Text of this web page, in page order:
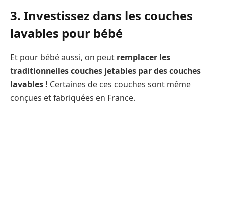
3. Investissez dans les couches
lavables pour bébé
Et pour bébé aussi, on peut remplacer les
traditionnelles couches jetables par des couches
lavables ! Certaines de ces couches sont même
conçues et fabriquées en France.